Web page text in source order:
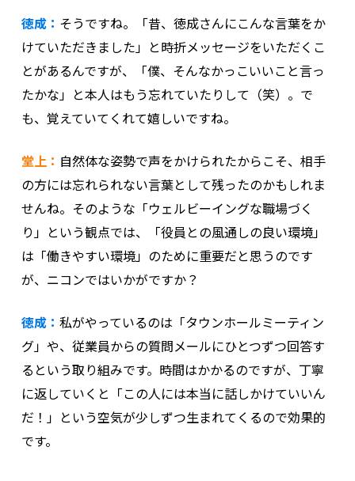
徳成： そうですね。「昔、徳成さんにこんな言葉をか
けていただきました」と時折メッセージをいただくこ
とがあるんですが、「僕、そんなかっこいいこと言っ
たかな」と本人はもう忘れていたりして（笑）。で
も、覚えていてくれて嬉しいですね。
堂上： 自然体な姿勢で声をかけられたからこそ、相手
の方には忘れられない言葉として残ったのかもしれま
せんね。そのような「ウェルビーイングな職場づく
り」という観点では、「役員との風通しの良い環境」
は「働きやすい環境」のために重要だと思うのです
が、ニコンではいかがですか？
徳成： 私がやっているのは「タウンホールミーティン
グ」や、従業員からの質問メールにひとつずつ回答す
るという取り組みです。時間はかかるのですが、丁寧
に返していくと「この人には本当に話しかけていいん
だ！」という空気が少しずつ生まれてくるので効果的
です。